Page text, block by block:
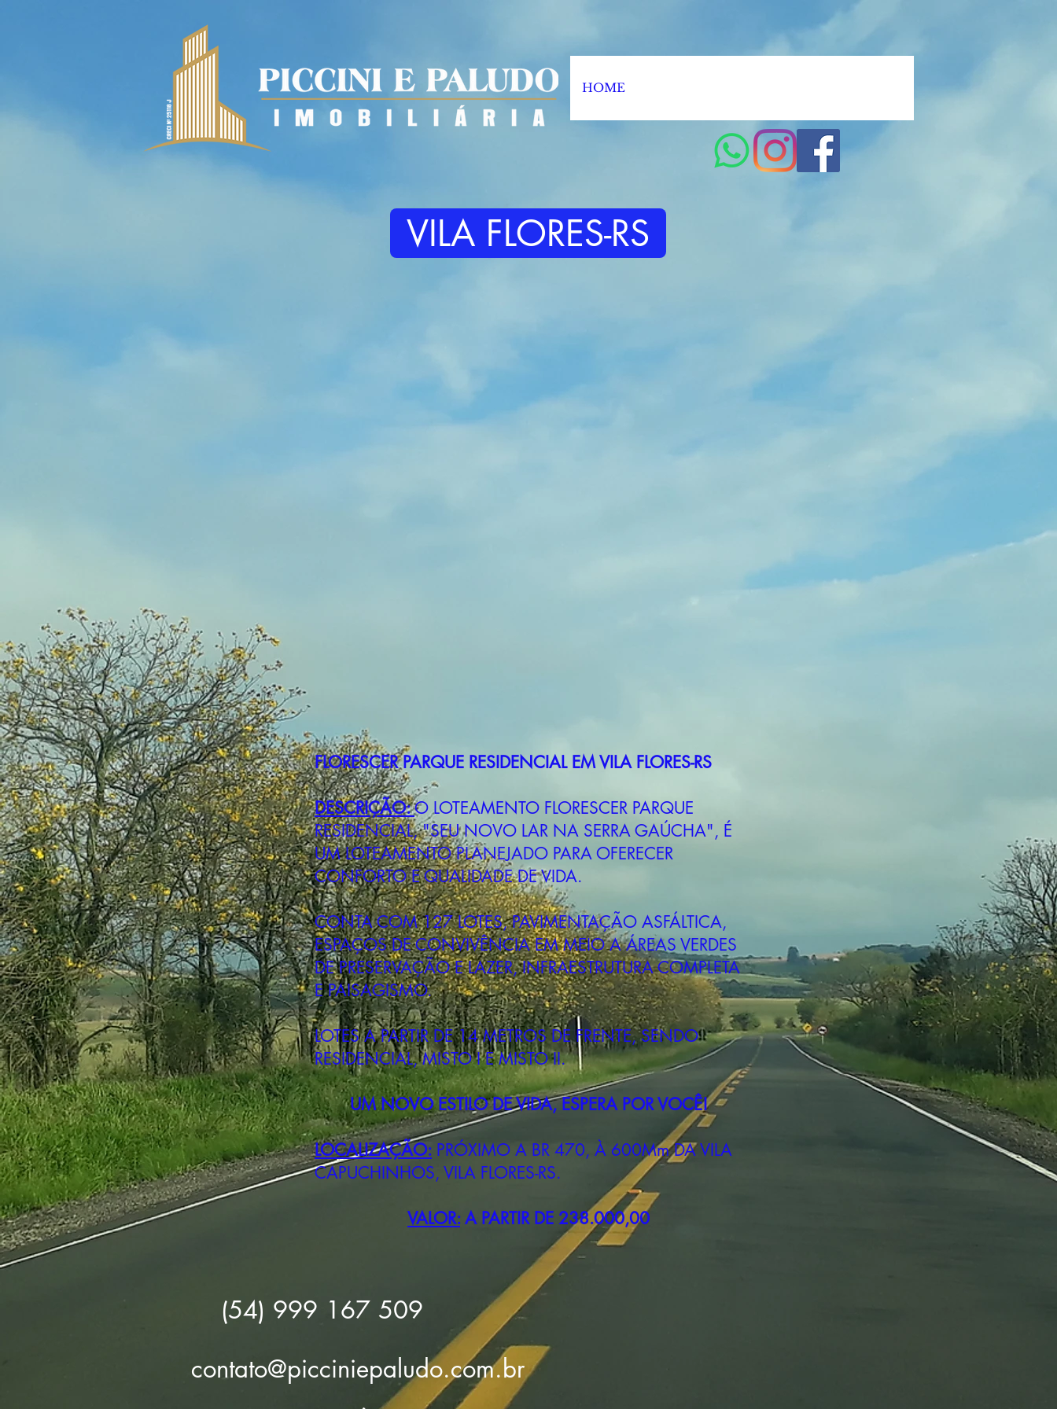
HOME
VILA FLORES-RS
FLORESCER PARQUE RESIDENCIAL EM VILA FLORES-RS
DESCRIÇÃO:O LOTEAMENTO FLORESCER PARQUE
RESIDENCIAL, "SEU NOVO LAR NA SERRA GAÚCHA", É
UM LOTEAMENTO PLANEJADO PARA OFERECER
CONFORTO E QUALIDADE DE VIDA.
CONTA COM 127 LOTES, PAVIMENTAÇÃO ASFÁLTICA,
ESPAÇOS DE CONVIVÊNCIA EM MEIO A ÁREAS VERDES
DE PRESERVAÇÃO E LAZER, INFRAESTRUTURA COMPLETA
E PAISAGISMO.
LOTES A PARTIR DE 14 METROS DE FRENTE, SENDO
RESIDENCIAL, MISTO I E MISTO II.
UM NOVO ESTILO DE VIDA, ESPERA POR VOCÊ!
LOCALIZAÇÃO: PRÓXIMO A BR 470, À 600Mm DA VILA
CAPUCHINHOS, VILA FLORES-RS.
VALOR:A PARTIR DE 238.000,00
(54) 999 167 509
contato@picciniepaludo.com.br